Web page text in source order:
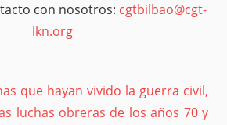
con nosotros: cgtbilbao@cgt-
lkn.org
que hayan vivido la guerra civil,
luchas obreras de los años 70 y